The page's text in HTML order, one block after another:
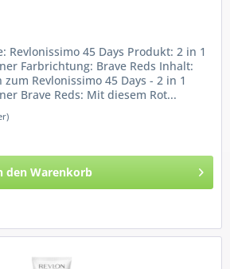
Revlonissimo 45 Days Produkt: 2 in 1
Farbrichtung: Brave Reds Inhalt:
Revlonissimo 45 Days - 2 in 1
Brave Reds: Mit diesem Rot...
den Warenkorb